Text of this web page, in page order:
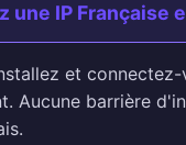
une IP Française
et
Aucune barrière